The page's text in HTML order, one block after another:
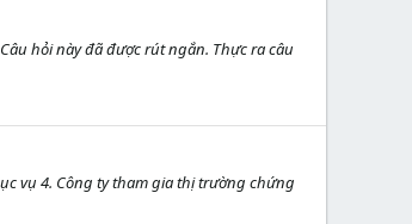
hỏi này đã được rút ngắn. Thực ra câu
vụ 4. Công ty tham gia thị trường chứng